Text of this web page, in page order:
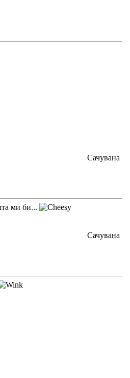
Сачувана
ми би...
Сачувана